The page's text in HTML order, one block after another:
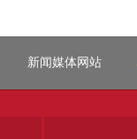
新闻媒体网站